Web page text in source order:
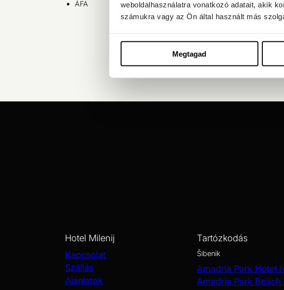
weboldalhasználatra vonatkozó adatait, akik
számukra vagy az Ön által használt más
Megtagad
ÁFA
Hotel Milenij
Kapcsolat
Szállás
Ajánlatok
Tartózkodás
Šibenik
Amadria Park Hotel
Amadria Park Beach